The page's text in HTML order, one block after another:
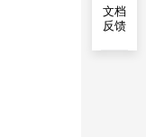
文档
反馈